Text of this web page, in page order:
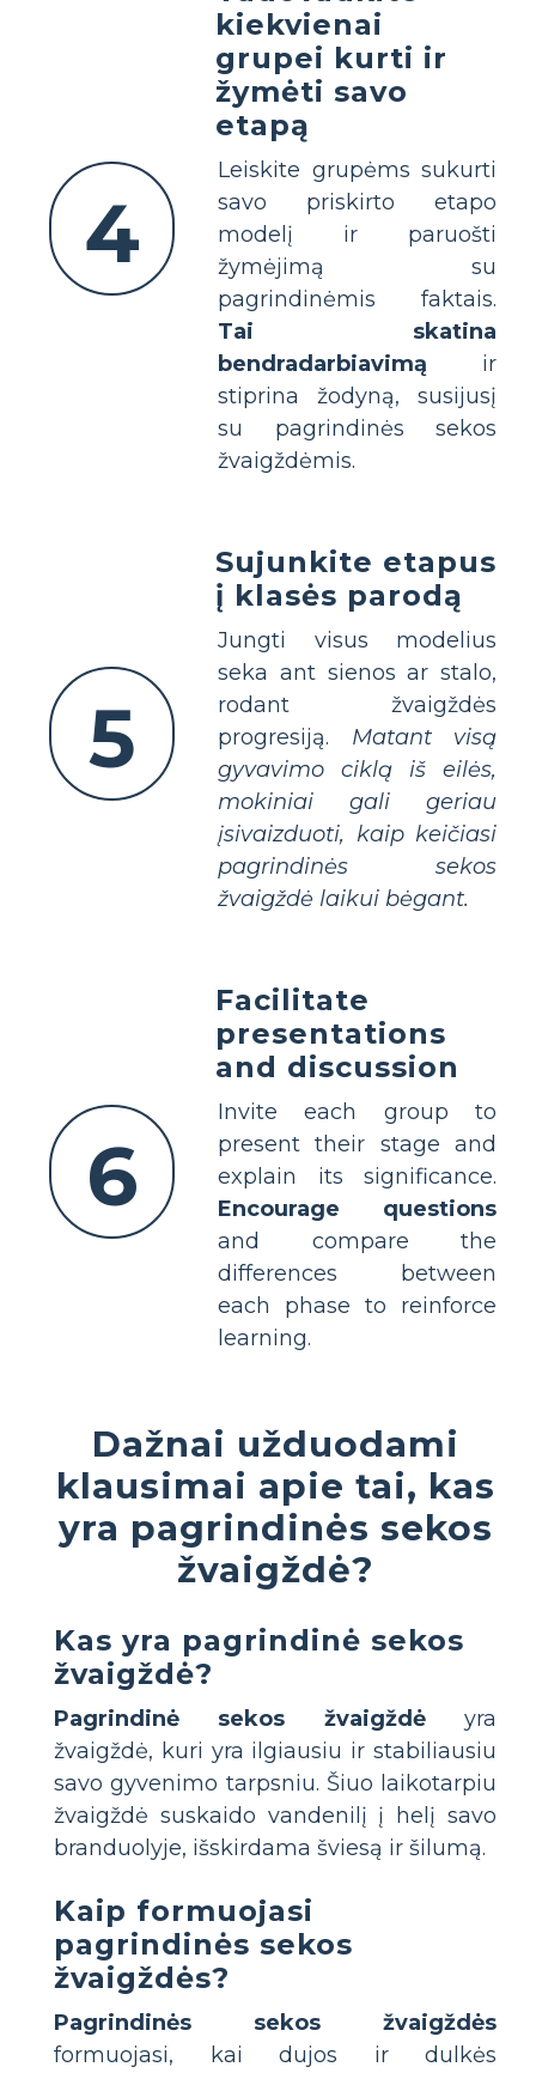
4
kiekvienai
grupei kurti ir
žymėti savo
etapą
Leiskite grupėms sukurti
savo priskirto etapo
modelį ir paruošti
žymėjimą su
pagrindinėmis faktais.
Tai skatina
bendradarbiavimą ir
stiprina žodyną, susijusį
su pagrindinės sekos
žvaigždėmis.
5
Sujunkite etapus
į klasės parodą
Jungti visus modelius
seka ant sienos ar stalo,
rodant žvaigždės
progresiją. Matant visą
gyvavimo ciklą iš eilės,
mokiniai gali geriau
įsivaizduoti, kaip keičiasi
pagrindinės sekos
žvaigždė laikui bėgant.
6
Facilitate
presentations
and discussion
Invite each group to
present their stage and
explain its significance.
Encourage questions
and compare the
differences between
each phase to reinforce
learning.
Dažnai užduodami
klausimai apie tai, kas
yra pagrindinės sekos
žvaigždė?
Kas yra pagrindinė sekos
žvaigždė?
Pagrindinė sekos žvaigždėyra
žvaigždė, kuri yra ilgiausiu ir stabiliausiu
savo gyvenimo tarpsniu. Šiuo laikotarpiu
žvaigždė suskaido vandenilį į helį savo
branduolyje, išskirdama šviesą ir šilumą.
Kaip formuojasi
pagrindinės sekos
žvaigždės?
Pagrindinės sekos žvaigždės
formuojasi, kai dujos ir dulkės